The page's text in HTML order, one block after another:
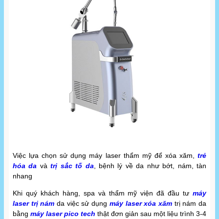
Việc lựa chọn sử dụng máy laser thẩm mỹ để xóa xăm, trẻ
hóa da vàtrị sắc tố da , bệnh lý về da như bớt, nám, tàn
nhang
Khi quý khách hàng, spa và thẩm mỹ viện đã đầu tư máy
laser trị nám da việc sử dụng máy laser xóa xămtrị nám da
bằng máy laser pico tech thật đơn giản sau một liệu trình 3-4